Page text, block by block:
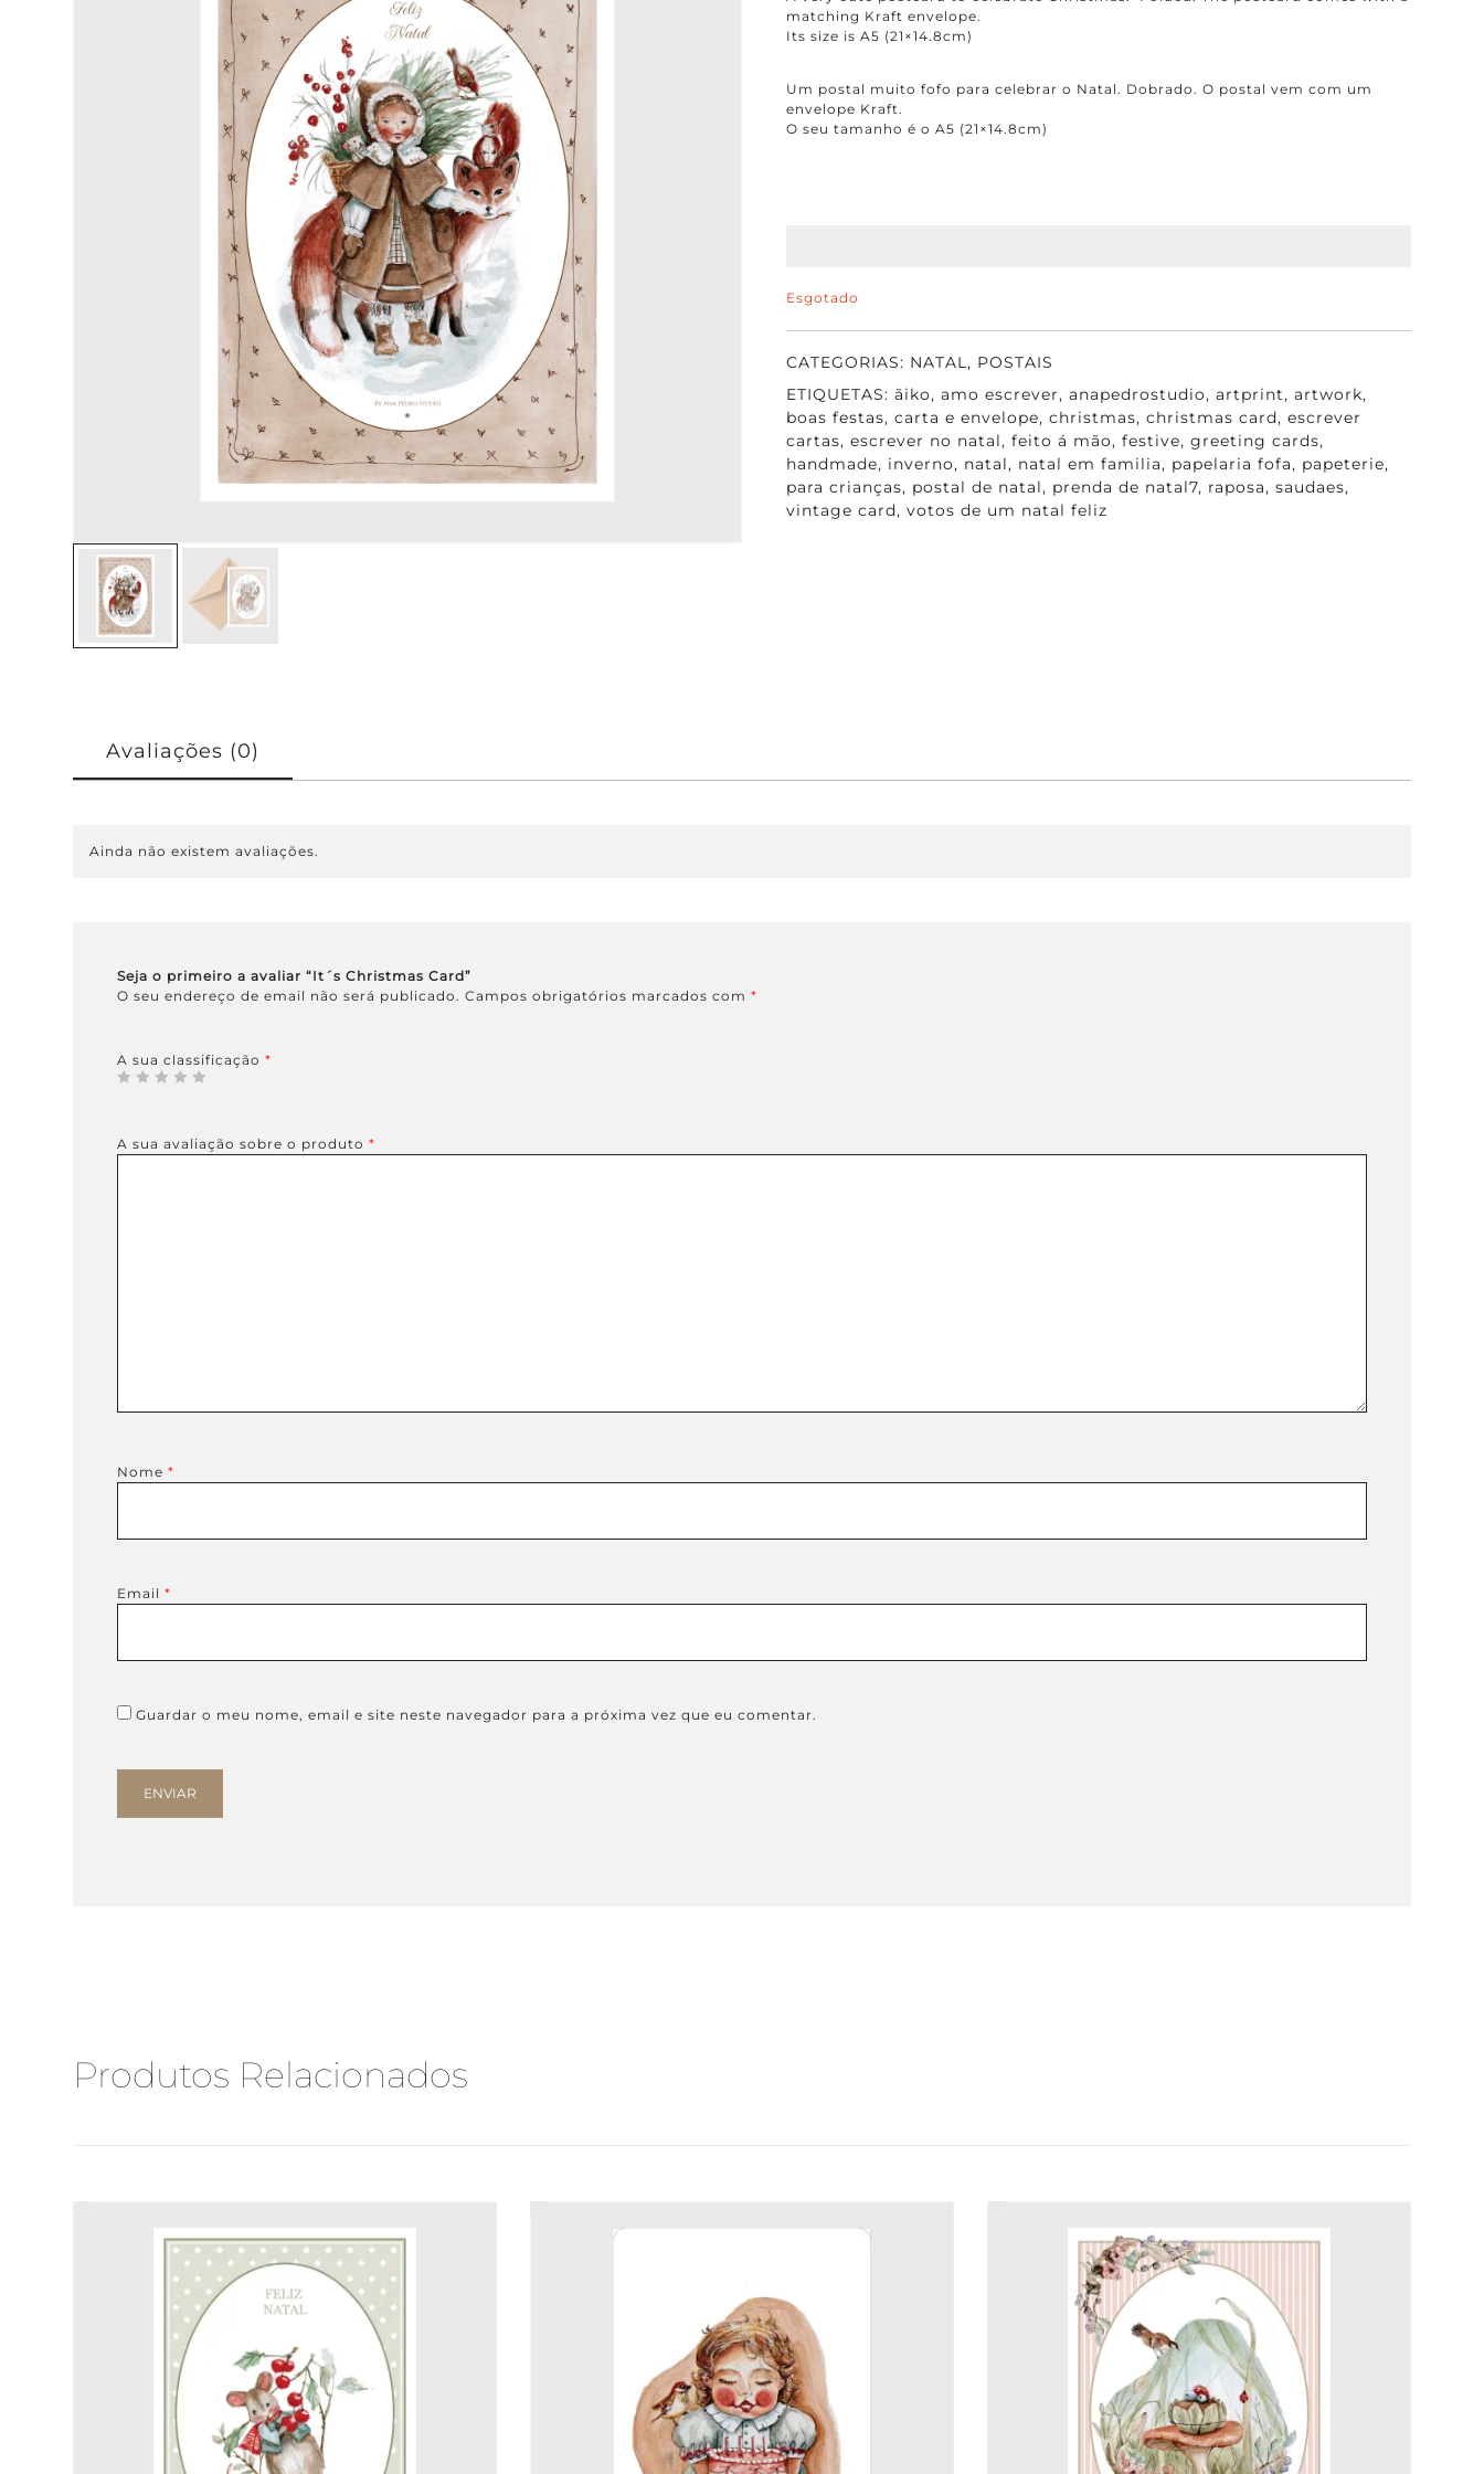
matching Kraft envelope.
Its size is A5 (21×14.8cm)
Um postal muito fofo para celebrar o Natal. Dobrado. O postal vem com um
envelope Kraft.
O seu tamanho é o A5 (21×14.8cm)
Esgotado
CATEGORIAS: NATAL, POSTAIS
ETIQUETAS: ãiko, amo escrever, anapedrostudio, artprint, artwork,
boas festas, carta e envelope, christmas, christmas card, escrever
cartas, escrever no natal, feito á mão, festive, greeting cards,
handmade, inverno, natal, natal em familia, papelaria fofa, papeterie,
para crianças, postal de natal, prenda de natal7, raposa, saudaes,
vintage card, votos de um natal feliz
Avaliações (0)
Ainda não existem avaliações.
Seja o primeiro a avaliar “It´s Christmas Card”
O seu endereço de email não será publicado. Campos obrigatórios marcados com *
A sua classificação *
A sua avaliação sobre o produto *
Nome *
Email *
Guardar o meu nome, email e site neste navegador para a próxima vez que eu comentar.
Produtos Relacionados